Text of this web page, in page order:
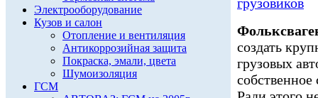
Электрооборудование
Кузов и салон
Отопление и вентиляция
Антикоррозийная защита
Покраска, эмали, цвета
Шумоизоляция
ГСМ
создать
грузовых
собственное